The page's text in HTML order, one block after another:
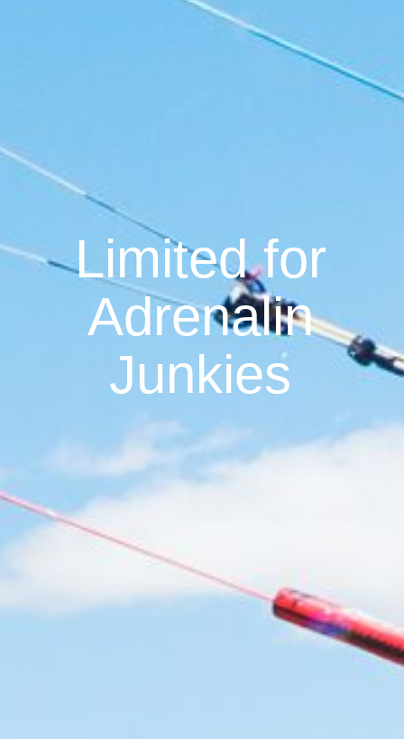
Limited for
Adrenalin
Junkies